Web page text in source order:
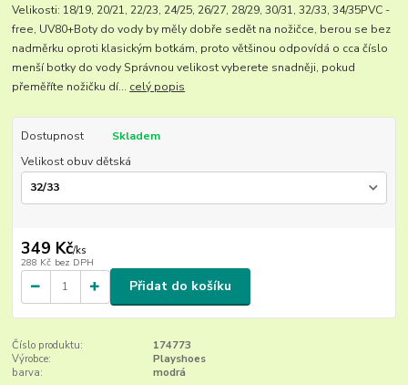
Velikosti: 18/19, 20/21, 22/23, 24/25, 26/27, 28/29, 30/31, 32/33, 34/35PVC -
free, UV80+Boty do vody by měly dobře sedět na nožičce, berou se bez
nadměrku oproti klasickým botkám, proto většinou odpovídá o cca číslo
menší botky do vody Správnou velikost vyberete snadněji, pokud
přeměříte nožičku dí... celý popis
Dostupnost
Skladem
Velikost obuv dětská
349 Kč/ks
288 Kč bez DPH
Přidat do košíku
Číslo produktu:
174773
Výrobce:
Playshoes
barva:
modrá